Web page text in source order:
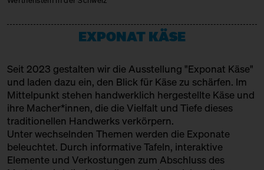
14:00 – 14:45 Meet: Parmigiano Reggiano!
mit Bettina Meetz vom
Consorzio Parmigiano Reggiano
14:00 – 14:30 Direkt aus dem Hudson
Valley/New York: Churchtown
Dairy
mit Slow Food Berlin + Grace
Pullin
Slow Food Stammtisch
14:30 – 15:00 Cheesewalk zum Dritten SOLD
Handel + Affinage
KÄSE AUS DER SCHWEIZ
Produktion & Affinage
LA CANTINE D'AUGUSTA
Handel
EXPONAT KÄSE
Seit 2023 gestalten wir die Ausstellung "Exponat Käse"
und laden dazu ein, den Blick für Käse zu schärfen. Im
Mittelpunkt stehen handwerklich hergestellte Käse und
ihre Macher*innen, die die Vielfalt und Tiefe dieses
traditionellen Handwerks verkörpern.
Unter wechselnden Themen werden die Exponate
beleuchtet. Durch informative Tafeln, interaktive
Elemente und Verkostungen zum Abschluss des